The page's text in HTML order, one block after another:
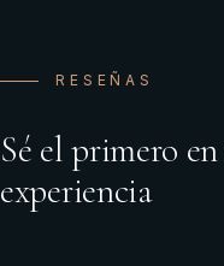
RESEÑAS
Sé el primero
experiencia